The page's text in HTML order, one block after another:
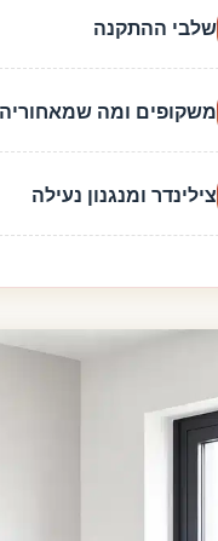
שלבי ההתקנה
משקופים ומה
צילינדר ומנגנון נעילה